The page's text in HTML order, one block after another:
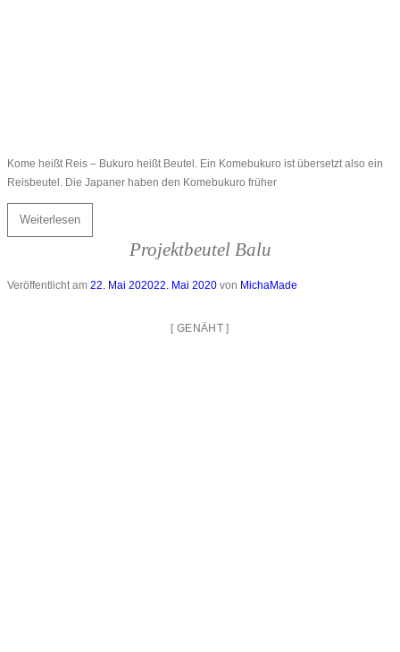
Kome heißt Reis – Bukuro heißt Beutel. Ein Komebukuro ist übersetzt also ein
Reisbeutel. Die Japaner haben den Komebukuro früher
Weiterlesen
Projektbeutel Balu
Veröffentlicht am 22. Mai 202022. Mai 2020 von MichaMade
[GENÄHT]